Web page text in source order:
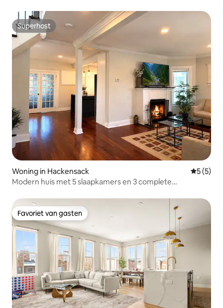
Superhost
Superhost
Woning in Hackensack
5 (5)
Modern huis met 5 slaapkamers en 3 complete
Favoriet van gasten
Favoriet van gasten